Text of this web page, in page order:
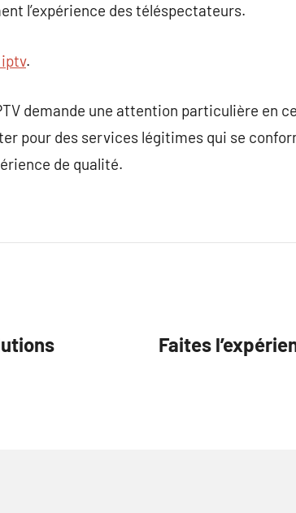
l’expérience des téléspectateurs.
.
demande une attention particulière en
pour des services légitimes qui se
de qualité.
Faites